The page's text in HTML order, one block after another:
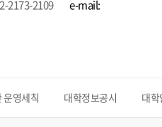
2173-2109
e-mail:
운영세칙 대학정보공시 대